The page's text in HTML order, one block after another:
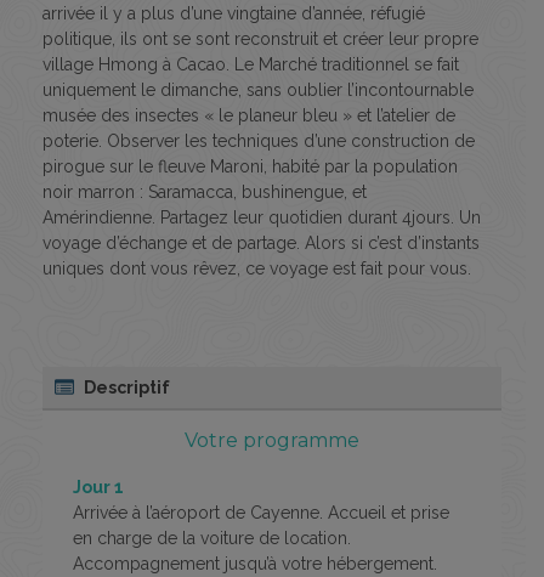
arrivée il y a plus d’une vingtaine d’année, réfugié
politique, ils ont se sont reconstruit et créer leur propre
village Hmong à Cacao. Le Marché traditionnel se fait
uniquement le dimanche, sans oublier l’incontournable
musée des insectes « le planeur bleu » et l’atelier de
poterie. Observer les techniques d’une construction de
pirogue sur le fleuve Maroni, habité par la population
noir marron : Saramacca, bushinengue, et
Amérindienne. Partagez leur quotidien durant 4jours. Un
voyage d’échange et de partage. Alors si c’est d’instants
uniques dont vous rêvez, ce voyage est fait pour vous.
Descriptif
Votre programme
Jour 1
Arrivée à l’aéroport de Cayenne. Accueil et prise
en charge de la voiture de location.
Accompagnement jusqu’à votre hébergement.